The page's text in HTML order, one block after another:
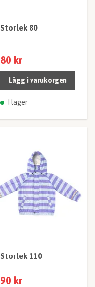
Storlek 80
80 kr
Lägg i varukorgen
I lager
Storlek 110
90 kr